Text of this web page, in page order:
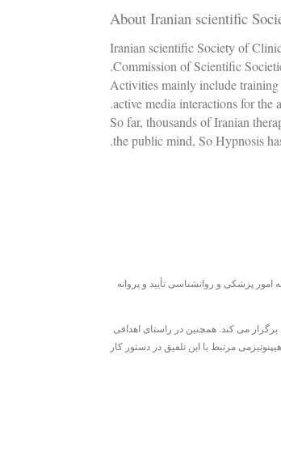
About Iranian scientific
Iranian scientific Society of
Commission of Scientific
Activities mainly include
active media interactions for the
So far, thousands of Iranian
the public mind, So Hypnosis
بالینی را در حیطه امور پزشكی و روانشناسی تأیید و پروانه
برگزار می کند. همچنین در راستای اهدافی
مرتبط با این تلفیق در دستور کار